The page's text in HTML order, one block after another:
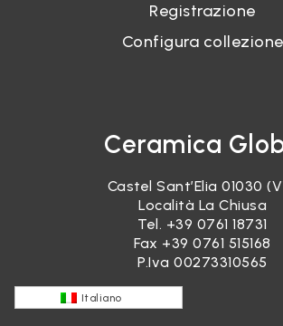
Registrazione
Configura collezione
Ceramica
Castel Sant’Elia 01030
Località La Chiusa
Tel. +39 0761 18731
Fax +39 0761 515168
P.Iva 00273310565
Italiano